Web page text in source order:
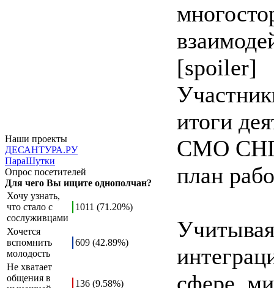
Наши проекты
ДЕСАНТУРА.РУ
ПараШутки
Опрос посетителей
Для чего Вы ищите однополчан?
Хочу узнать,
что стало с
сослуживцами
1011 (71.20%)
Хочется
вспомнить
молодость
609 (42.89%)
Не хватает
общения в
136 (9.58%)
[spoiler]
итоги
СМО СНГ
план